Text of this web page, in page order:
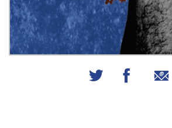
שיתוף באמצעות אימייל
שיתוף בפייסבוק